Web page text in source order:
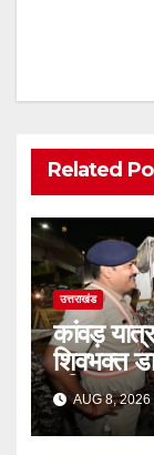
Related
उत्तराखंड
कांवड़
शिवभक्त
हरिद्वार
AUG 8, 2026